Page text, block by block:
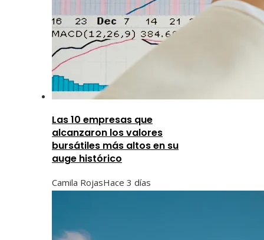
Las 10 empresas que
alcanzaron los valores
bursátiles más altos en su
auge histórico
Camila RojasHace 3 días